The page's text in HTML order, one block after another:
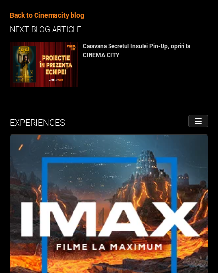
Back to Cinemacity blog
NEXT BLOG ARTICLE
Caravana Secretul Insulei Pin-Up, opriri la
CINEMA CITY
EXPERIENCES